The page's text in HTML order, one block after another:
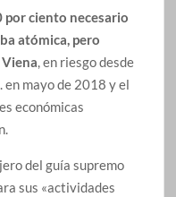
por ciento necesario
atómica, pero
, en riesgo desde
mayo de 2018 y el
económicas
del guía supremo
sus «actividades